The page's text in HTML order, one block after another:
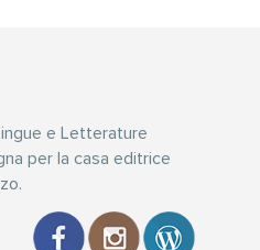
e Letterature
per la casa editrice